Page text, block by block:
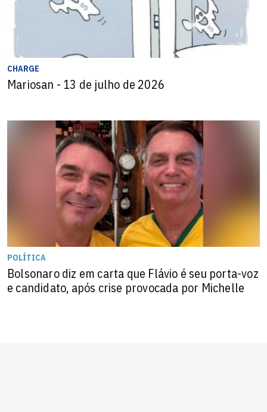
CHARGE
Mariosan - 13 de julho de 2026
POLÍTICA
Bolsonaro diz em carta que Flávio é seu porta-voz
e candidato, após crise provocada por Michelle